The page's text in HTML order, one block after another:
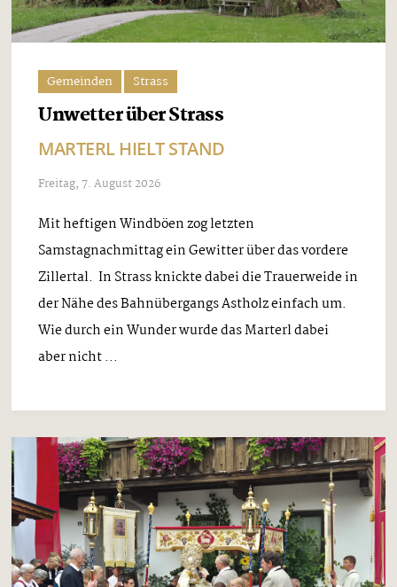
Gemeinden Strass
Unwetter über Strass
MARTERL HIELT STAND
Freitag, 7. August 2026
Mit heftigen Windböen zog letzten
Samstagnachmittag ein Gewitter über das vordere
Zillertal. In Strass knickte dabei die Trauerweide in
der Nähe des Bahnübergangs Astholz einfach um.
Wie durch ein Wunder wurde das Marterl dabei
aber nicht ...